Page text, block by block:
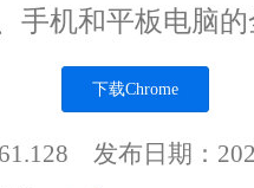
手机和平板电脑
下载Chrome
发布日期：